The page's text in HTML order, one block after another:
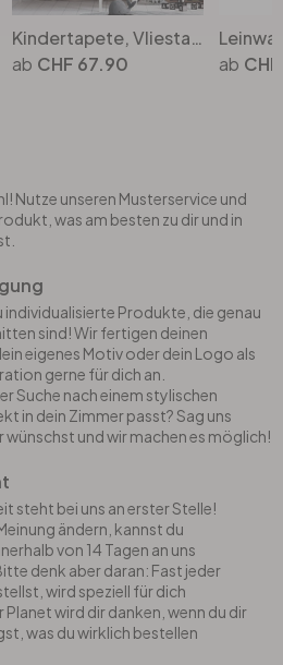
Kindertapete, Vliestapete mit Illustration Kids Walls, grau, schwarz
CHF 67.90
Nutze unseren Musterservice und
was am besten zu dir und in
individualisierte Produkte, die genau
sind! Wir fertigen deinen
eigenes Motiv oder dein Logo als
gerne für dich an.
Suche nach einem stylischen
in dein Zimmer passt? Sag uns
wünschst und wir machen es möglich!
steht bei uns an erster Stelle!
ändern, kannst du
von 14 Tagen an uns
denk aber daran: Fast jeder
wird speziell für dich
wird dir danken, wenn du dir
was du wirklich bestellen